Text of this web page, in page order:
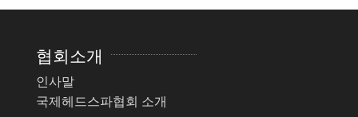
협회소개
인사말
국제헤드스파협회 소개